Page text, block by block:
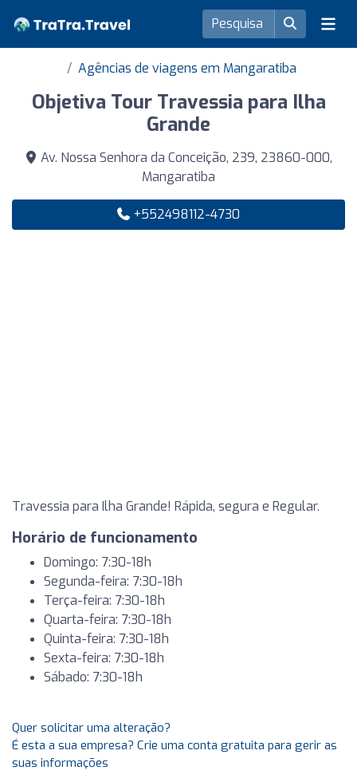
Agências de viagens em Mangaratiba
Objetiva Tour Travessia para Ilha
Grande
Av. Nossa Senhora da Conceição, 239, 23860-000,
Mangaratiba
+552498112-4730
Travessia para Ilha Grande! Rápida, segura e Regular.
Horário de funcionamento
Domingo: 7:30-18h
Segunda-feira: 7:30-18h
Terça-feira: 7:30-18h
Quarta-feira: 7:30-18h
Quinta-feira: 7:30-18h
Sexta-feira: 7:30-18h
Sábado: 7:30-18h
Quer solicitar uma alteração?
É esta a sua empresa? Crie uma conta gratuita para gerir as
suas informações